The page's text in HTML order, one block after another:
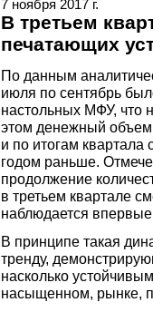
7 ноября 2017 г.
В третьем
печатающих
По данным
июля по сентябрь
настольных МФУ, что
этом денежный
и по итогам
годом раньше.
продолжение
в третьем квартале
наблюдается
В принципе такая
тренду,
насколько
насыщенном, рынке,